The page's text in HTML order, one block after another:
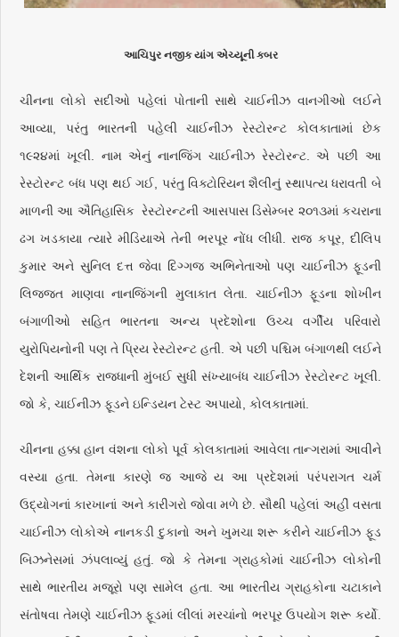
આચિપુર નજીક યાંગ એચ્યૂની કબર
ચીનના લોકો સદીઓ પહેલાં પોતાની સાથે ચાઈનીઝ વાનગીઓ લઈને
આવ્યા, પરંતુ ભારતની પહેલી ચાઈનીઝ રેસ્ટોરન્ટ કોલકાતામાં છેક
૧૯૨૪માં ખૂલી. નામ એનું નાનજિંગ ચાઈનીઝ રેસ્ટોરન્ટ. એ પછી આ
રેસ્ટોરન્ટ બંધ પણ થઈ ગઈ, પરંતુ વિક્ટોરિયન શૈલીનું સ્થાપત્ય ધરાવતી બે
માળની આ ઐતિહાસિક રેસ્ટોરન્ટની આસપાસ ડિસેમ્બર ૨૦૧૩માં કચરાના
ઢગ ખડકાયા ત્યારે મીડિયાએ તેની ભરપૂર નોંધ લીધી. રાજ કપૂર, દીલિપ
કુમાર અને સુનિલ દત્ત જેવા દિગ્ગજ અભિનેતાઓ પણ ચાઈનીઝ ફૂડની
લિજ્જત માણવા નાનજિંગની મુલાકાત લેતા. ચાઈનીઝ ફૂડના શોખીન
બંગાળીઓ સહિત ભારતના અન્ય પ્રદેશોના ઉચ્ચ વર્ગીય પરિવારો
યુરોપિયનોની પણ તે પ્રિય રેસ્ટોરન્ટ હતી. એ પછી પશ્ચિમ બંગાળથી લઈને
દેશની આર્થિક રાજધાની મુંબઈ સુધી સંખ્યાબંધ ચાઈનીઝ રેસ્ટોરન્ટ ખૂલી.
જો કે, ચાઈનીઝ ફૂડને ઇન્ડિયન ટેસ્ટ અપાયો, કોલકાતામાં.
ચીનના હક્કા હાન વંશના લોકો પૂર્વ કોલકાતામાં આવેલા તાન્ગરામાં આવીને
વસ્યા હતા. તેમના કારણે જ આજે ય આ પ્રદેશમાં પરંપરાગત ચર્મ
ઉદ્યોગનાં કારખાનાં અને કારીગરો જોવા મળે છે. સૌથી પહેલાં અહીં વસતા
ચાઈનીઝ લોકોએ નાનકડી દુકાનો અને ખુમચા શરૂ કરીને ચાઈનીઝ ફૂડ
બિઝનેસમાં ઝંપલાવ્યું હતું. જો કે તેમના ગ્રાહકોમાં ચાઈનીઝ લોકોની
સાથે ભારતીય મજૂરો પણ સામેલ હતા. આ ભારતીય ગ્રાહકોના ચટાકાને
સંતોષવા તેમણે ચાઈનીઝ ફૂડમાં લીલાં મરચાંનો ભરપૂર ઉપયોગ શરૂ કર્યો.